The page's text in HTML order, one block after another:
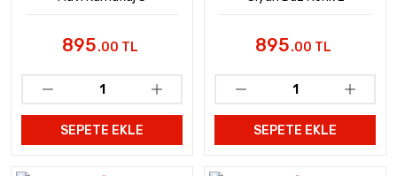
895.00 TL
SEPETE EKLE
895.00 TL
SEPETE EKLE